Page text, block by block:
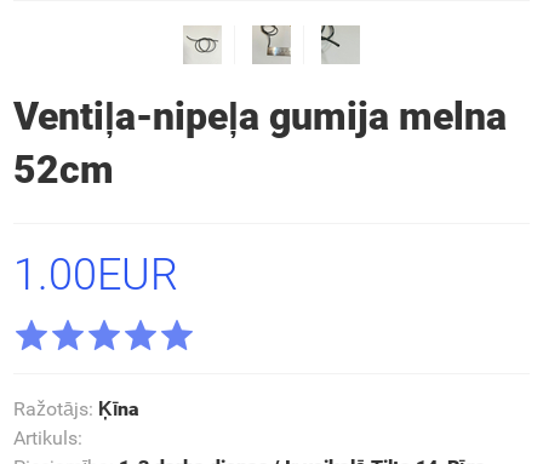
Ventiļa-nipeļa gumija melna
52cm
1.00EUR
Ražotājs: Ķīna
Artikuls: